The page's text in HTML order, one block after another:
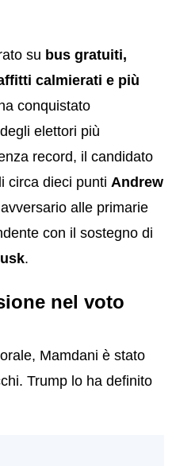
su bus gratuiti,
calmierati e più
conquistato
elettori più
record, il candidato
circa dieci punti Andrew
alle primarie
con il sostegno di
.
nel voto
Mamdani è stato
Trump lo ha definito